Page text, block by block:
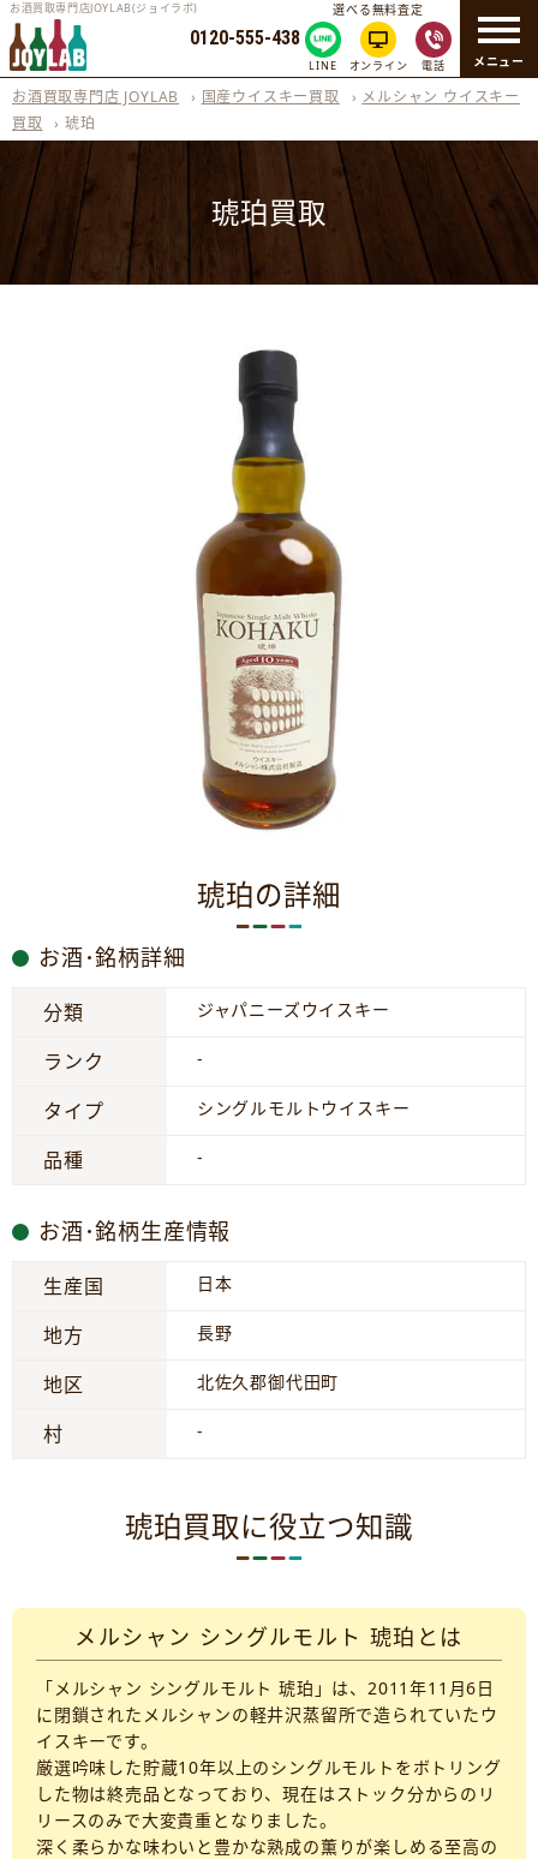
メニュー
お酒買取専門店JOYLAB(ジョイラボ)
0120-555-438
選べる無料査定
LINE オンライン 電話
お酒買取専門店 JOYLAB › 国産ウイスキー買取 › メルシャン ウイスキー
買取
›琥珀
琥珀買取
琥珀の詳細
お酒･銘柄詳細
分類 ジャパニーズウイスキー
ランク -
タイプ シングルモルトウイスキー
品種 -
お酒･銘柄生産情報
生産国 日本
地方 長野
地区 北佐久郡御代田町
村 -
琥珀買取に役立つ知識
メルシャン シングルモルト 琥珀とは
「メルシャン シングルモルト 琥珀」は、2011年11月6日
に閉鎖されたメルシャンの軽井沢蒸留所で造られていたウ
イスキーです。
厳選吟味した貯蔵10年以上のシングルモルトをボトリング
した物は終売品となっており、現在はストック分からのリ
リースのみで大変貴重となりました。
深く柔らかな味わいと豊かな熟成の薫りが楽しめる至高の